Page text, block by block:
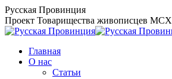
Перейти
к
содержанию
Русская Провинция
Проект Товарищества живописцев МСХ
Главная
О нас
Статьи